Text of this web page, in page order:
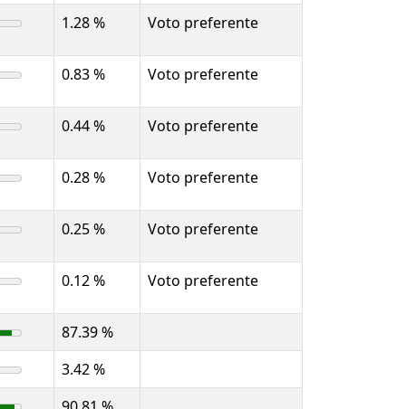
1.28 % Voto preferente
0.83 % Voto preferente
0.44 % Voto preferente
0.28 % Voto preferente
0.25 % Voto preferente
0.12 % Voto preferente
87.39 %
3.42 %